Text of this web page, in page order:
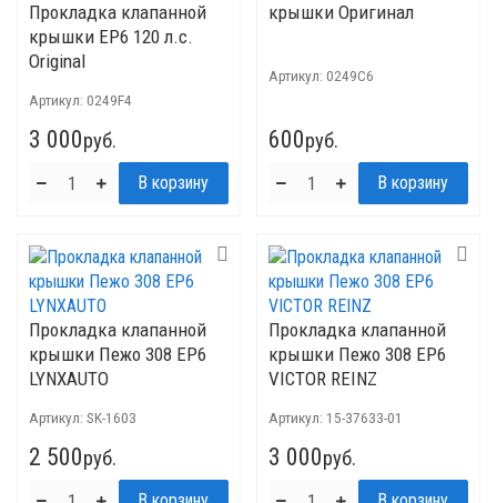
Прокладка клапанной
крышки EP6 120 л.с.
Original
Артикул: 0249F4
3 000руб.
крышки Оригинал
Артикул: 0249C6
600руб.
Прокладка клапанной
крышки Пежо 308 EP6
LYNXAUTO
Артикул: SK-1603
2 500руб.
Прокладка клапанной
крышки Пежо 308 EP6
VICTOR REINZ
Артикул: 15-37633-01
3 000руб.